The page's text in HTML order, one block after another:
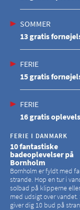
SOMMER
13 gratis
FERIE
15 gratis
FERIE
16 gratis
FERIE I DANMARK
10 fantastiske
badeoplevelser på
Bornholm
Bornholm er fyldt med
strande. Hop en tur i
solbad på klipperne
med udsigt over vandet.
giver dig 10 bud på